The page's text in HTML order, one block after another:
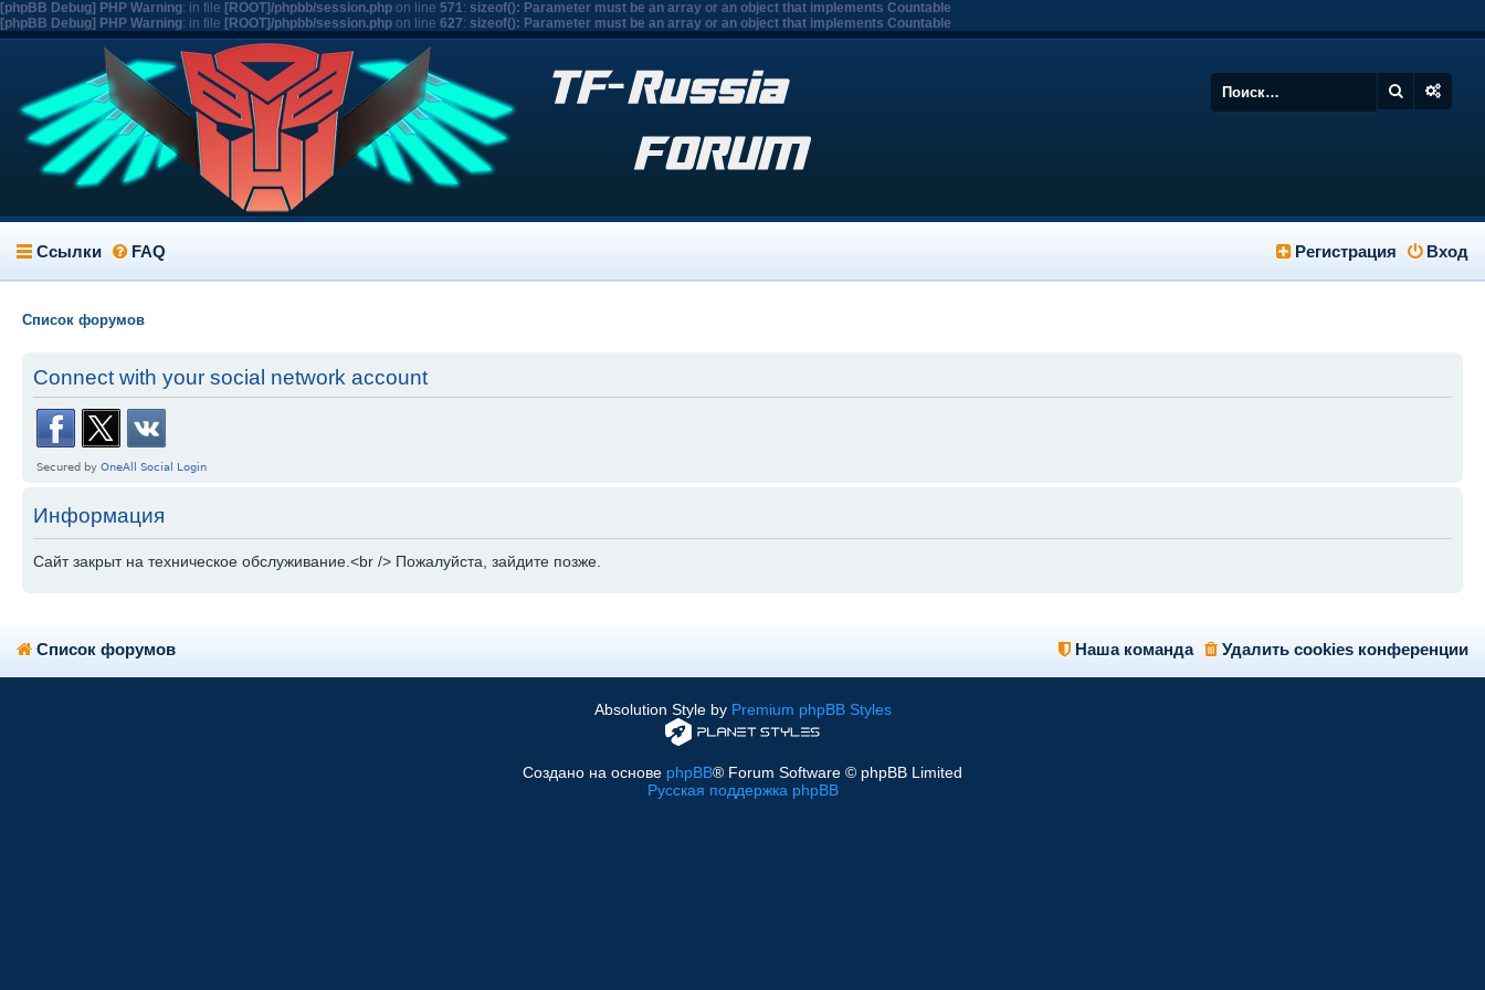
[phpBB Debug] PHP Warning: in file [ROOT]/phpbb/session.php on line 571: sizeof(): Parameter must be an array or an object that implements Countable
[phpBB Debug] PHP Warning: in file [ROOT]/phpbb/session.php on line 627: sizeof(): Parameter must be an array or an object that implements Countable
Ссылки FAQ Вход
Регистрация
Список форумов
Connect with your social network account
Информация
Сайт закрыт на техническое обслуживание.<br /> Пожалуйста, зайдите позже.
Список форумов Удалить cookies конференции
Наша команда
Absolution Style by Premium phpBB Styles
Создано на основе phpBB® Forum Software © phpBB Limited
Русская поддержка phpBB